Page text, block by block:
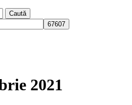
2021